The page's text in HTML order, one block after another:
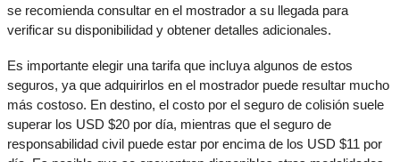
se recomienda consultar en el mostrador a su llegada para
verificar su disponibilidad y obtener detalles adicionales.
Es importante elegir una tarifa que incluya algunos de estos
seguros, ya que adquirirlos en el mostrador puede resultar mucho
más costoso. En destino, el costo por el seguro de colisión suele
superar los USD $20 por día, mientras que el seguro de
responsabilidad civil puede estar por encima de los USD $11 por